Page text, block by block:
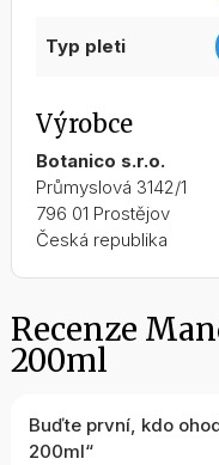
typ pleti
Výrobce
Botanico s.r.o.
Průmyslová 3142/1
796 01 Prostějov
Česká republika
Recenze
200ml
Buďte první, kdo
200ml“